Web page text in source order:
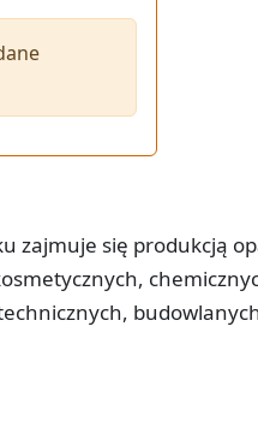
zajmuje się produkcją